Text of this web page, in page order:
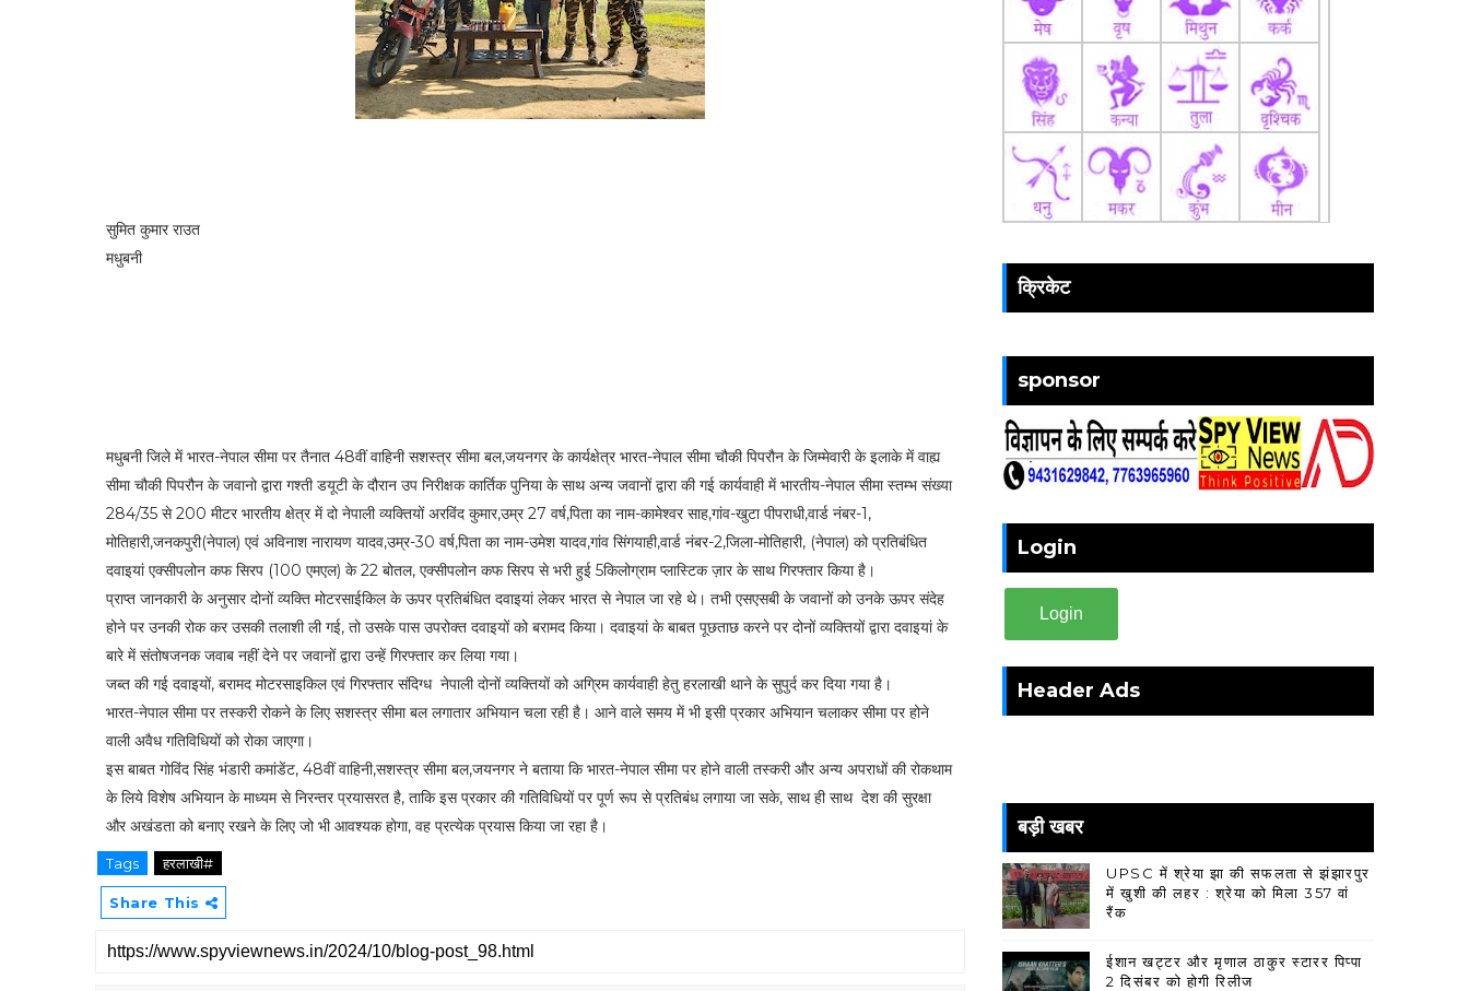
सुमित कुमार राउत
मधुबनी
मधुबनी जिले में भारत-नेपाल सीमा पर तैनात 48वीं वाहिनी सशस्त्र सीमा बल,जयनगर के कार्यक्षेत्र भारत-नेपाल सीमा चौकी पिपरौन के जिम्मेवारी के इलाके में वाह्य
सीमा चौकी पिपरौन के जवानो द्वारा गश्ती डयूटी के दौरान उप निरीक्षक कार्तिक पुनिया के साथ अन्य जवानों द्वारा की गई कार्यवाही में भारतीय-नेपाल सीमा स्तम्भ संख्या
284/35 से 200 मीटर भारतीय क्षेत्र में दो नेपाली व्यक्तियों अरविंद कुमार,उम्र 27 वर्ष,पिता का नाम-कामेश्वर साह,गांव-खुटा पीपराधी,वार्ड नंबर-1,
मोतिहारी,जनकपुरी(नेपाल) एवं अविनाश नारायण यादव,उम्र-30 वर्ष,पिता का नाम-उमेश यादव,गांव सिंगयाही,वार्ड नंबर-2,जिला-मोतिहारी, (नेपाल) को प्रतिबंधित
दवाइयां एक्सीपलोन कफ सिरप (100 एमएल) के 22 बोतल, एक्सीपलोन कफ सिरप से भरी हुई 5किलोग्राम प्लास्टिक ज़ार के साथ गिरफ्तार किया है।
प्राप्त जानकारी के अनुसार दोनों व्यक्ति मोटरसाईकिल के ऊपर प्रतिबंधित दवाइयां लेकर भारत से नेपाल जा रहे थे। तभी एसएसबी के जवानों को उनके ऊपर संदेह
होने पर उनकी रोक कर उसकी तलाशी ली गई, तो उसके पास उपरोक्त दवाइयों को बरामद किया। दवाइयां के बाबत पूछताछ करने पर दोनों व्यक्तियों द्वारा दवाइयां के
बारे में संतोषजनक जवाब नहीं देने पर जवानों द्वारा उन्हें गिरफ्तार कर लिया गया।
जब्त की गई दवाइयों, बरामद मोटरसाइकिल एवं गिरफ्तार संदिग्ध नेपाली दोनों व्यक्तियों को अग्रिम कार्यवाही हेतु हरलाखी थाने के सुपुर्द कर दिया गया है।
भारत-नेपाल सीमा पर तस्करी रोकने के लिए सशस्त्र सीमा बल लगातार अभियान चला रही है। आने वाले समय में भी इसी प्रकार अभियान चलाकर सीमा पर होने
वाली अवैध गतिविधियों को रोका जाएगा।
इस बाबत गोविंद सिंह भंडारी कमांडेंट, 48वीं वाहिनी,सशस्त्र सीमा बल,जयनगर ने बताया कि भारत-नेपाल सीमा पर होने वाली तस्करी और अन्य अपराधों की रोकथाम
के लिये विशेष अभियान के माध्यम से निरन्तर प्रयासरत है, ताकि इस प्रकार की गतिविधियों पर पूर्ण रूप से प्रतिबंध लगाया जा सके, साथ ही साथ देश की सुरक्षा
और अखंडता को बनाए रखने के लिए जो भी आवश्यक होगा, वह प्रत्येक प्रयास किया जा रहा है।
Tags हरलाखी#
Share This
क्रिकेट
sponsor
Login
Login
Header Ads
बड़ी खबर
UPSC में श्रेया झा की सफलता से झंझारपुर
में खुशी की लहर : श्रेया को मिला 357 वां
रैंक
ईशान खट्टर और मृणाल ठाकुर स्टारर पिप्पा
2 दिसंबर को होगी रिलीज